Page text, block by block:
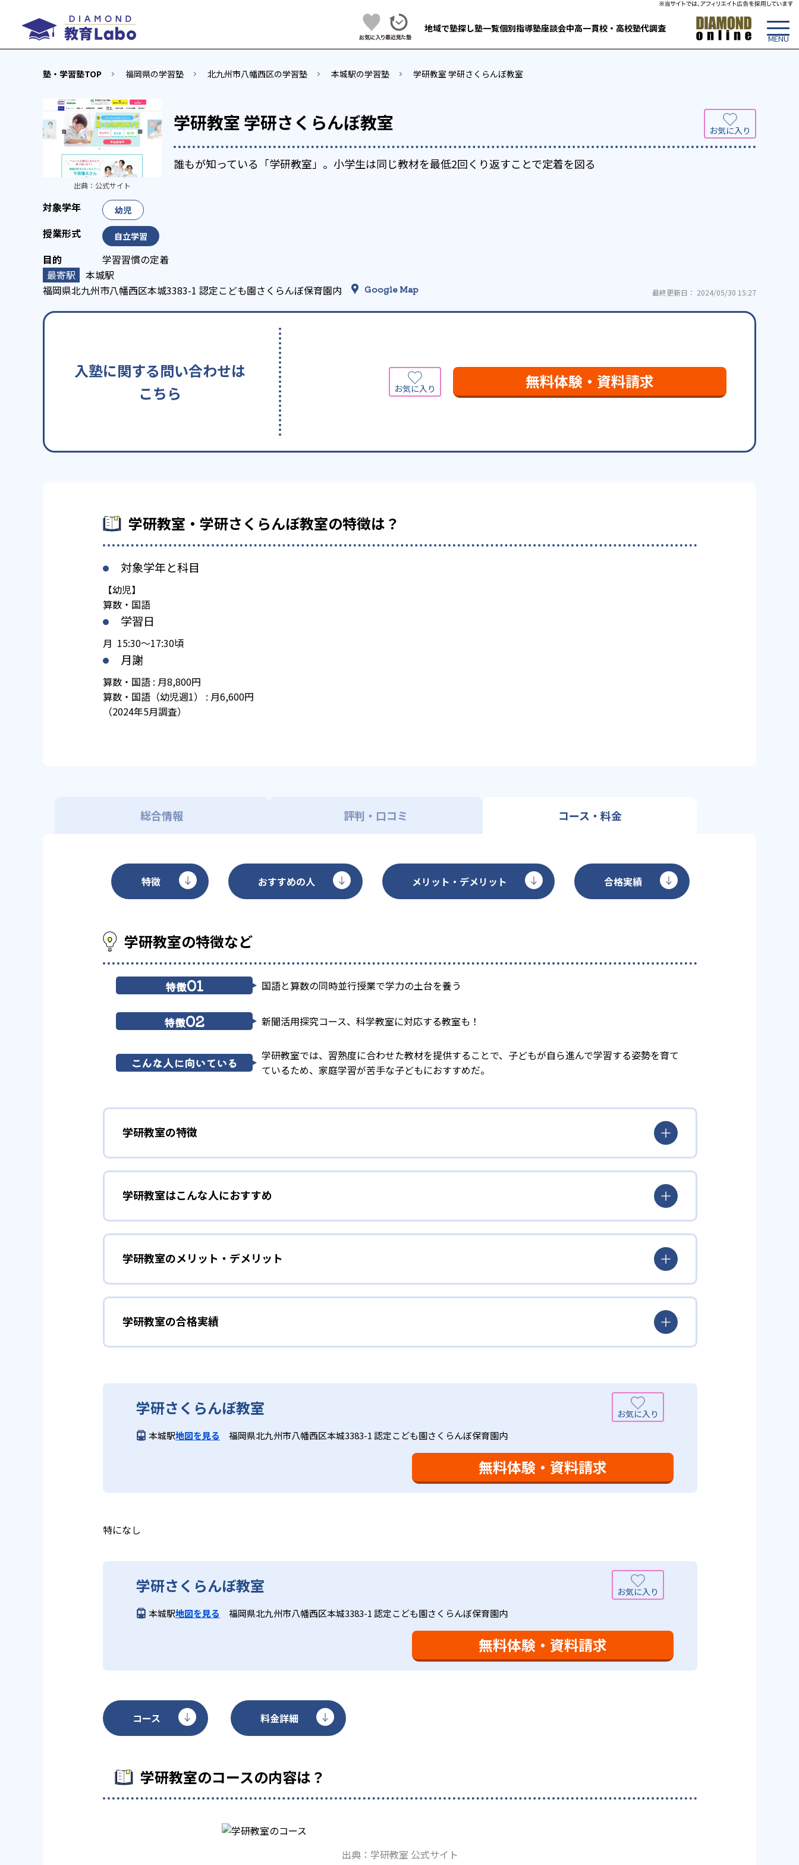
地域で塾探し塾一覧個別指導塾座談会中高一貫校・高校塾代調査
塾・学習塾TOP 福岡県の学習塾 北九州市八幡西区の学習塾 本城駅の学習塾 学研教室 学研さくらんぼ教室
学研教室 学研さくらんぼ教室
誰もが知っている「学研教室」。小学生は同じ教材を最低2回くり返すことで定着を図る
出典： 公式サイト
幼児
自立学習
学習習慣の定着
本城駅
福岡県北九州市八幡西区本城3383-1 認定こども園さくらんぼ保育園内
Google Map 最終更新日： 2024/05/30 15:27
入塾に関する問い合わせは
こちら
無料体験・資料請求
学研教室・学研さくらんぼ教室の特徴は？
対象学年と科目
【幼児】
算数・国語
学習日
月 15:30～17:30頃
月謝
算数・国語 : 月8,800円
算数・国語（幼児週1） : 月6,600円
（2024年5月調査）
総合情報 評判・口コミ コース・料金
特徴 おすすめの人 メリット・デメリット 合格実績
学研教室の特徴など
特徴01 国語と算数の同時並行授業で学力の土台を養う
特徴02 新聞活用探究コース、科学教室に対応する教室も！
こんな人に向いている
学研教室では、習熟度に合わせた教材を提供することで、子どもが自ら進んで学習する姿勢を育て
ているため、家庭学習が苦手な子どもにおすすめだ。
学研教室の特徴
01 3歳から高校生まで「無学年方式」で個別指導
学研教室は、0･1･2歳から高校生までを対象として個別指導を行っている。学校の進度や学年にとらわれず、生徒の理解度を最優
先して学習を進める「無学年方式」を採用していることが特徴だ。この「無学年方式」では、生徒が個々のペースで学習すること
ができるため、一度立ち止まってわからないところをしっかり学習したり、余裕がある場合はどんどん先取り学習を進めたりする
02 生徒それぞれに最適化された学習計画を設計
学研教室の個別指導では、生徒一人ひとりの学力／適性をしっかり把握した上で学習の出発点を定め、生徒に最適化された学習計
画を設計する。また、生徒それぞれに最適な教材を提供すると共に、適切なアドバイスも実施。少しずつレベルアップするスモー
ルステップの教材となっているので、つまずくことなく、無理なく無駄なく学習ができる。「自分から進んで学習する」姿勢や態
03 週2回の教室学習と毎日の家庭学習
学研教室では、週2回の教室学習と毎日の家庭学習（宿題学習）の相乗効果を活かす形で生徒の学力向上を進める。週2回の教室学
供し、学習の習慣化と学力の定着を図っている。進度が早い子供は先取り学習も可能だ。
学研教室はこんな人におすすめ
勉強全体の底力を上げたい人向け
学研教室は、生徒の「わかった！」を重視する形で個別指導を行っている。無理なく学習を進められるよう「無学年方式」を採用
しており、わからない問題がある場合は立ち止まってじっくりと学習することができる。また、覚えた知識の量などで測りやすい
「見える力」だけでなく、学習に取り組む根気や意欲など「見えない力」の育成も重視。そのため、勉強全体の底力のようなもの
を向上させたい人に向いている。
てて考える力の育成を、国語では全ての学力の土台となる「読む力」「書く力」の育成に力を入れている。また、この2教科を切
り離さず、くり返し学習と毎日の家庭学習で学習させている。そのため、算数（数学）と国語の基礎力を上げたい人に向いてい
る。
長時間の勉強が苦手な人向け
学研教室では、小学生については、1回の学習時間を30～50分程度と設定している。この時間設定は、子どもが集中して学習でき
る時間が通常「学年×10分±10分」と考えられていることに由来するものだ。この限界を超えて勉強しても学習の効果は上がらな
学研教室のメリット・デメリット
どんなメリットがある？
学研教室が持つ最大のメリットは、学研の教材開発ノウハウを結集して制作した学習
教材を使用している点だ。この教材は、学習指導要領の内容を全てカバーしており、学校の勉強がよくわかるというもの。基礎か
ら応用まで、少しずつステップアップしながら身につけることができ、基礎固めから先取り学習まで対応している。算数と国語を
ている。
学研教室の先生は、研修会や勉強会で日々指導スキルを研鑽している。「子どもたちに学ぶ喜びを」「自信を」「生きる力を」と
いう理念のもとで生徒一人ひとりに向き合っており、生徒それぞれの「できるところ」「良いところ」を見つけて褒めるところか
ら学習をスタートする。この指導により生徒の「やる気」を引き出し、無理のない学習と確実な学力向上を進めている。また講師
は、最新の教育情報にも精通しており、学習相談や教育相談、保護者とのコミュニケーションにも対応している。
学研教室では、楽しく生き生きと学ぶことも重視している。人と人との触れ合いの中で学びを深めることにより、知・情・意のバ
学研教室のデメリットとしては、基礎をより重視している分、生徒によっては物足りなく感じる可能性がある点だろう。相性が気
学研教室の合格実績
学研教室の合格実績は、公式サイトでは公開されていない。
学研さくらんぼ教室
本城駅地図を見る 福岡県北九州市八幡西区本城3383-1 認定こども園さくらんぼ保育園内
無料体験・資料請求
特になし
学研さくらんぼ教室
本城駅地図を見る 福岡県北九州市八幡西区本城3383-1 認定こども園さくらんぼ保育園内
無料体験・資料請求
コース 料金詳細
学研教室のコースの内容は？
出典：学研教室 公式サイト